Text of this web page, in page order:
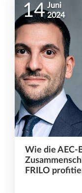
14 Juni
2024
Wie die AEC-
FRILO